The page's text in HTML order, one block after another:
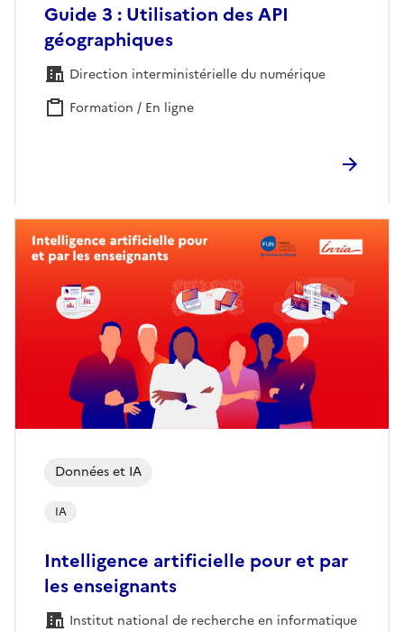
Guide 3 : Utilisation des API
géographiques
Direction interministérielle du numérique
Formation / En ligne
Données et IA
IA
Intelligence artificielle pour et par
les enseignants
Institut national de recherche en informatique